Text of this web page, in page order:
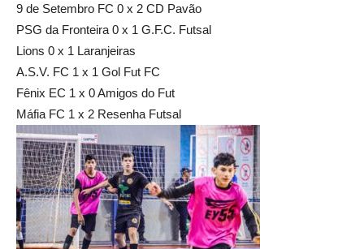
9 de Setembro FC 0 x 2 CD Pavão
PSG da Fronteira 0 x 1 G.F.C. Futsal
Lions 0 x 1 Laranjeiras
A.S.V. FC 1 x 1 Gol Fut FC
Fênix EC 1 x 0 Amigos do Fut
Máfia FC 1 x 2 Resenha Futsal